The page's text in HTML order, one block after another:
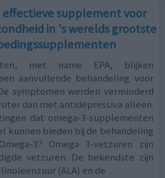
effectieve supplement voor
in 's werelds grootste
met name EPA, blijken
aanvullende behandeling voor
symptomen werden verminderd
dan met antidepressiva alleen.
dat omega-3-supplementen
kunnen bieden bij de behandeling
3? Omega 3-vetzuren zijn
vetzuren. De bekendste zijn
(ALA) en de